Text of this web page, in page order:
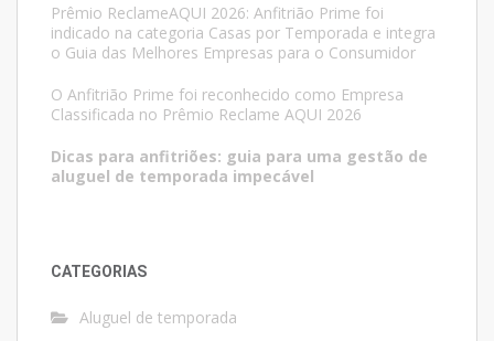
Prêmio ReclameAQUI 2026: Anfitrião Prime foi
indicado na categoria Casas por Temporada e integra
o Guia das Melhores Empresas para o Consumidor
O Anfitrião Prime foi reconhecido como Empresa
Classificada no Prêmio Reclame AQUI 2026
Dicas para anfitriões: guia para uma gestão de
aluguel de temporada impecável
CATEGORIAS
Aluguel de temporada